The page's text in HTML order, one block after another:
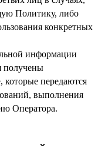
Политику, либо
конкретных
информации
получены
которые передаются
выполнения
Оператора.